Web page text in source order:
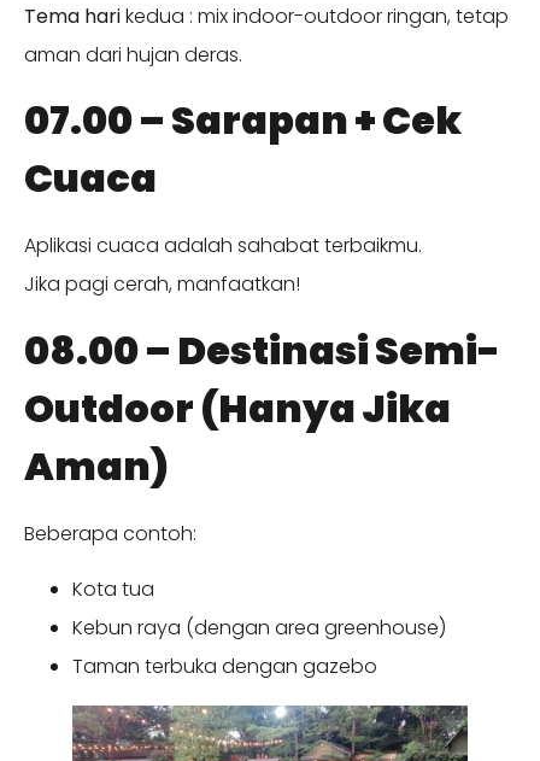
Tema harikedua : mix indoor-outdoor ringan, tetap
aman dari hujan deras.
07.00 – Sarapan + Cek
Cuaca
Aplikasi cuaca adalah sahabat terbaikmu.
Jika pagi cerah, manfaatkan!
08.00 – Destinasi Semi-
Outdoor (Hanya Jika
Aman)
Beberapa contoh:
Kota tua
Kebun raya (dengan area greenhouse)
Taman terbuka dengan gazebo